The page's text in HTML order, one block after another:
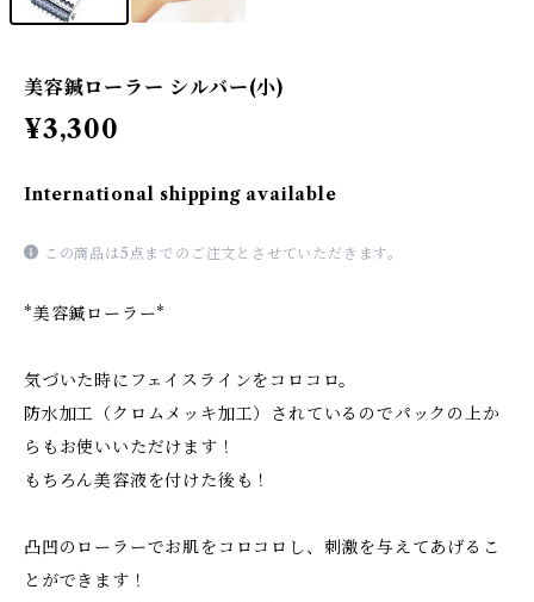
美容鍼ローラー シルバー(小)
¥3,300
International shipping available
この商品は5点までのご注文とさせていただきます。
*美容鍼ローラー*
気づいた時にフェイスラインをコロコロ。
防水加工（クロムメッキ加工）されているのでパックの上か
らもお使いいただけます！
もちろん美容液を付けた後も！
凸凹のローラーでお肌をコロコロし、刺激を与えてあげるこ
とができます！